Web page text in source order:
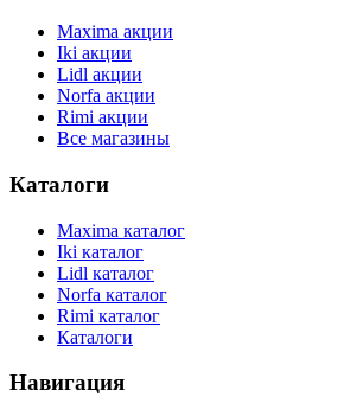
Maxima акции
Iki акции
Lidl акции
Norfa акции
Rimi акции
Все магазины
Каталоги
Maxima каталог
Iki каталог
Lidl каталог
Norfa каталог
Rimi каталог
Каталоги
Навигация